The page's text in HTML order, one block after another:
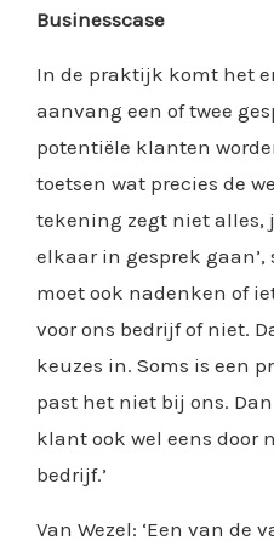
Businesscase
In de praktijk komt het
aanvang een of twee
potentiële klanten
toetsen wat precies de
tekening zegt niet alles,
elkaar in gesprek gaan’,
moet ook nadenken of
voor ons bedrijf of niet.
keuzes in. Soms is een
past het niet bij ons.
klant ook wel eens door
bedrijf.’
Van Wezel: ‘Een van de